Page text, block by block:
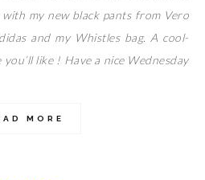
with my new black pants from Vero
and my Whistles bag. A cool-
like ! Have a nice Wednesday
MORE